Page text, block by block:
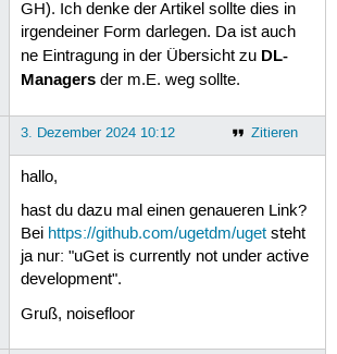
GH). Ich denke der Artikel sollte dies in
irgendeiner Form darlegen. Da ist auch
ne Eintragung in der Übersicht zu DL-
Managersder m.E. weg sollte.
Zitieren
3. Dezember 2024 10:12
hallo,
hast du dazu mal einen genaueren Link?
Bei https://github.com/ugetdm/ugetsteht
ja nur: "uGet is currently not under active
development".
Gruß, noisefloor